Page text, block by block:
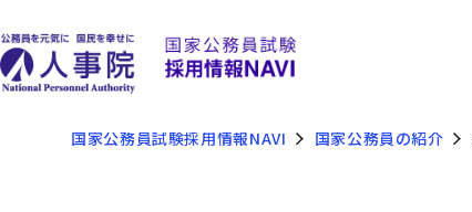
国家公務員試験採用情報NAVI 国家公務員の紹介